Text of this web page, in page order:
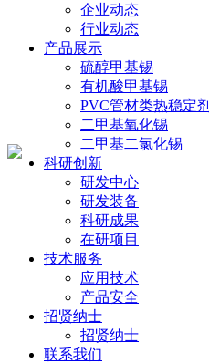
企业动态
行业动态
产品展示
硫醇甲基锡
有机酸甲基锡
PVC管材类热稳定剂
二甲基氧化锡
二甲基二氯化锡
科研创新
研发中心
研发装备
科研成果
在研项目
技术服务
应用技术
产品安全
招贤纳士
招贤纳士
联系我们